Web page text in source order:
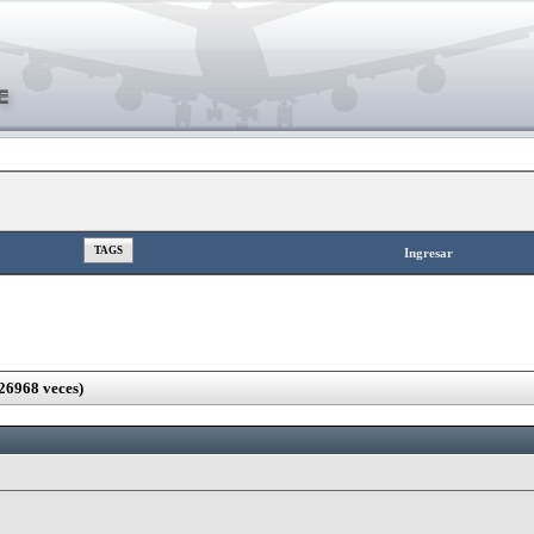
TAGS Ingresar
veces)